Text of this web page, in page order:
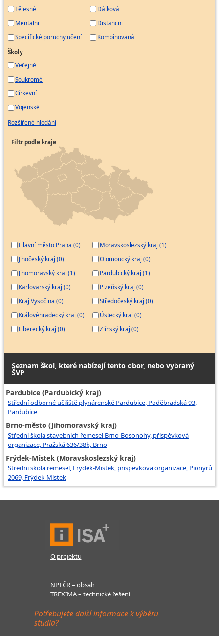
Tělesné
Mentální
Specifické poruchy učení
Dálková
Distanční
Kombinovaná
Školy
Veřejné
Soukromé
Církevní
Vojenské
Rozšířené hledání
Filtr podle kraje
Hlavní město Praha (0)
Jihočeský kraj (0)
Jihomoravský kraj (1)
Karlovarský kraj (0)
Kraj Vysočina (0)
Královéhradecký kraj (0)
Liberecký kraj (0)
Moravskoslezský kraj (1)
Olomoucký kraj (0)
Pardubický kraj (1)
Plzeňský kraj (0)
Středočeský kraj (0)
Ústecký kraj (0)
Zlínský kraj (0)
Seznam škol, které nabízejí tento obor, nebo vybraný
ŠVP
Pardubice (Pardubický kraj)
Střední odborné učiliště plynárenské Pardubice, Poděbradská 93,
Pardubice
Brno-město (Jihomoravský kraj)
Střední škola stavebních řemesel Brno-Bosonohy, příspěvková
organizace, Pražská 636/38b, Brno
Frýdek-Místek (Moravskoslezský kraj)
Střední škola řemesel, Frýdek-Místek, příspěvková organizace, Pionýrů
2069, Frýdek-Místek
O projektu
NPI ČR – obsah
TREXIMA – technické řešení
Potřebujete další informace k výběru
studia?